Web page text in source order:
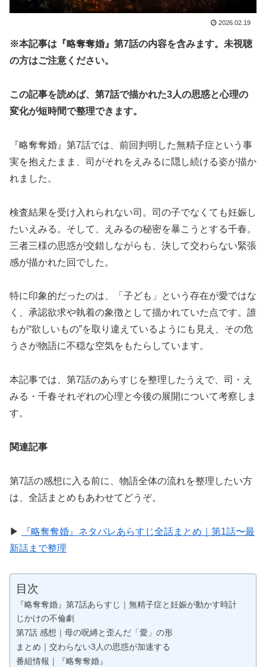
2026.02.19
※本記事は『略奪奪婚』第7話の内容を含みます。未視聴
の方はご注意ください。
この記事を読めば、第7話で描かれた3人の思惑と心理の
変化が短時間で整理できます。
『略奪奪婚』第7話では、前回判明した無精子症という事
実を抱えたまま、司がそれをえみるに隠し続ける姿が描か
れました。
検査結果を受け入れられない司。司の子でなくても妊娠し
たいえみる。そして、えみるの秘密を暴こうとする千春。
三者三様の思惑が交錯しながらも、決して交わらない緊張
感が描かれた回でした。
特に印象的だったのは、「子ども」という存在が愛ではな
く、承認欲求や執着の象徴として描かれていた点です。誰
もが“欲しいもの”を取り違えているようにも見え、その危
うさが物語に不穏な空気をもたらしています。
本記事では、第7話のあらすじを整理したうえで、司・え
みる・千春それぞれの心理と今後の展開について考察しま
す。
関連記事
第7話の感想に入る前に、物語全体の流れを整理したい方
は、全話まとめもあわせてどうぞ。
▶︎
『略奪奪婚』ネタバレあらすじ全話まとめ｜第1話〜最
新話まで整理
目次
『略奪奪婚』第7話あらすじ｜無精子症と妊娠が動かす時計
じかけの不倫劇
第7話 感想｜母の呪縛と歪んだ「愛」の形
まとめ｜交わらない3人の思惑が加速する
番組情報｜『略奪奪婚』